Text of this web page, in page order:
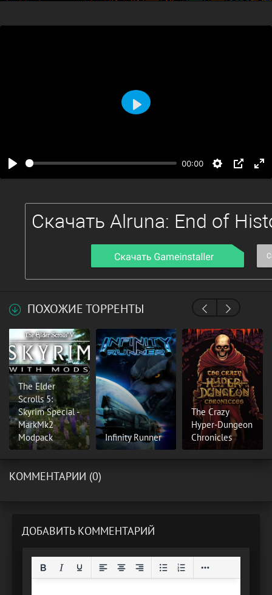
00:00
Воспроизвести
ПОХОЖИЕ ТОРРЕНТЫ
The Elder
Scrolls 5:
Skyrim Special -
MarkMk2
Modpack
Infinity Runner
The Crazy
Hyper-Dungeon
Chronicles
КОММЕНТАРИИ (0)
ДОБАВИТЬ КОММЕНТАРИЙ